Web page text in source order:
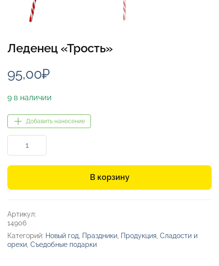
Леденец «Трость»
95,00₽
9 в наличии
Добавить нанесение
Количество
товара
Леденец
«Трость»
В корзину
Артикул:
14906
Категорий: Новый год Праздники Продукция Сладости и
орехи Съедобные подарки